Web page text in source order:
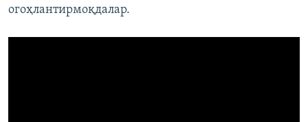
огоҳлантирмоқдалар.